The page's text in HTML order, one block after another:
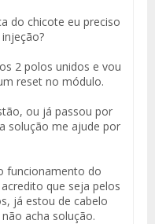
do chicote eu preciso
2 polos unidos e vou
reset no módulo.
ou já passou por
solução me ajude por
funcionamento do
que seja pelos
já estou de cabelo
acha solução.